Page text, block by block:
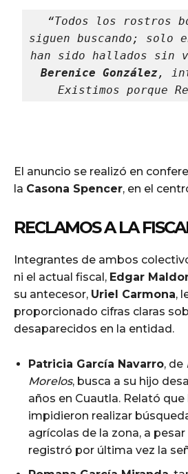
“Todos los rostros
siguen buscando; solo
Berenice González
Existimos porque
El anuncio se realizó en
la Casona Spencer, en el
RECLAMOS A LA
Integrantes de ambos
ni el actual fiscal, Edgar
su antecesor, Uriel Carmona,
proporcionado cifras claras
desaparecidos en la entidad.
Patricia García Navarro, de
Morelos, busca a su hijo
años en Cuautla. Relató
impidieron realizar
agrícolas de la zona, a
registró por última vez la